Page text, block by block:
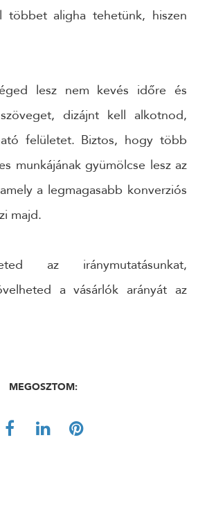
többet aligha tehetünk, hiszen
lesz nem kevés időre és
dizájnt kell alkotnod,
felületet. Biztos, hogy több
munkájának gyümölcse lesz az
a legmagasabb konverziós
majd.
az iránymutatásunkat,
a vásárlók arányát az
MEGOSZTOM: